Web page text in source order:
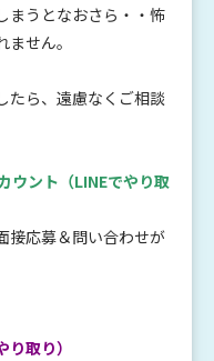
まうとなおさら・・怖
せん。
たら、遠慮なくご相談
ウント （LINEでやり取
接応募＆問い合わせが
取り）